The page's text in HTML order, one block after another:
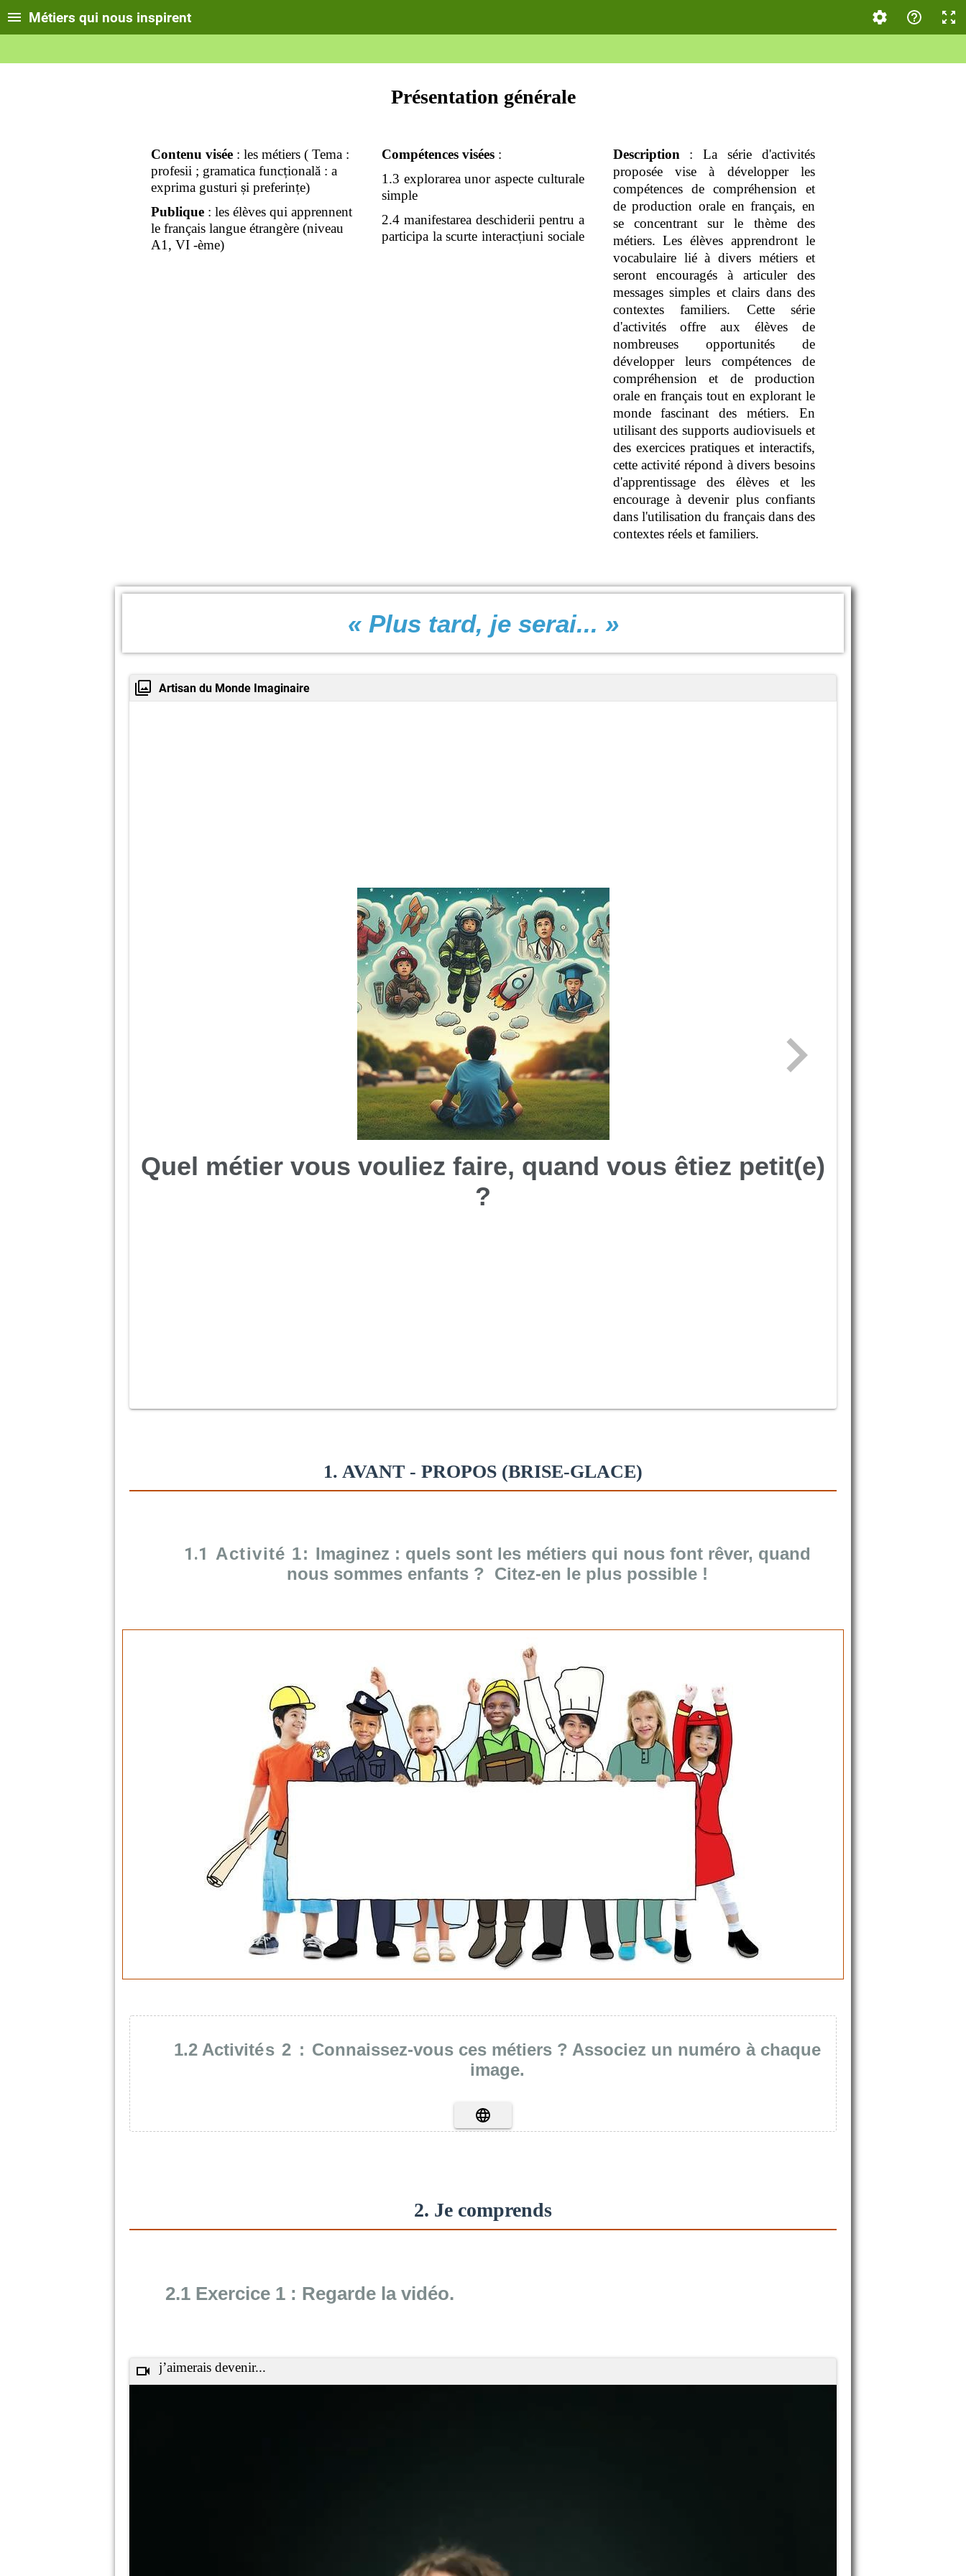
Métiers qui nous inspirent
Présentation générale
Contenu visée : les métiers ( Tema :
profesii ; gramatica funcțională : a
exprima gusturi și preferințe)
Publique : les élèves qui apprennent
le français langue étrangère (niveau
A1, VI -ème)
Compétences visées :
1.3 explorarea unor aspecte culturale
simple
2.4 manifestarea deschiderii pentru a
participa la scurte interacțiuni sociale
Description : La série d'activités
proposée vise à développer les
compétences de compréhension et
de production orale en français, en
se concentrant sur le thème des
métiers. Les élèves apprendront le
vocabulaire lié à divers métiers et
seront encouragés à articuler des
messages simples et clairs dans des
contextes familiers. Cette série
d'activités offre aux élèves de
nombreuses opportunités de
développer leurs compétences de
compréhension et de production
orale en français tout en explorant le
monde fascinant des métiers. En
utilisant des supports audiovisuels et
des exercices pratiques et interactifs,
cette activité répond à divers besoins
d'apprentissage des élèves et les
encourage à devenir plus confiants
dans l'utilisation du français dans des
contextes réels et familiers.
« Plus tard, je serai... »
Artisan du Monde Imaginaire
Quel métier vous vouliez faire, quand vous êtiez petit(e)
?
1. AVANT - PROPOS (BRISE-GLACE)
1.1 Activité 1: Imaginez : quels sont les métiers qui nous font rêver, quand
nous sommes enfants ? Citez-en le plus possible !
1.2 Activités 2 : Connaissez-vous ces métiers ? Associez un numéro à chaque
image.
2. Je comprends
2.1 Exercice 1 : Regarde la vidéo.
j’aimerais devenir...